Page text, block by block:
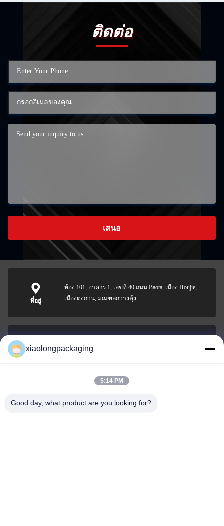
ติดต่อ
เสนอ
ที่อยู่
ห้อง 101, อาคาร 1, เลขที่ 40 ถนน Baota, เมือง Houjie,
เมืองตงกวน, มณฑลกวางตุ้ง
Tina@xiaolongpackaging.com
0086-15322891631
xiaolongpackaging
5:14 PM
Good day, what product are you looking for?